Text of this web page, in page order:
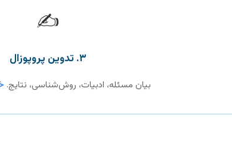
✍️
۳. تدوین پروپوزال
بیان مسئله، ادبیات، روش‌شناسی، نتایج.